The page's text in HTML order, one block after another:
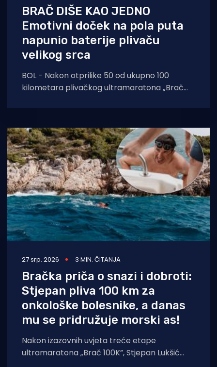
BRAČ DIŠE KAO JEDNO
Emotivni doček na pola puta
napunio baterije plivaču
velikog srca
BOL - Nakon otprilike 50 od ukupno 100
kilometara plivačkog ultramaratona „Brač
iznenađenje. Centar za
27 srp. 2026 3 MIN. ČITANJA
Bračka priča o snazi i dobroti:
Stjepan pliva 100 km za
onkološke bolesnike, a danas
mu se pridružuje morski as!
Nakon izazovnih uvjeta treće etape
ultramaratona „Brač 100K”, Stjepan Lukšić